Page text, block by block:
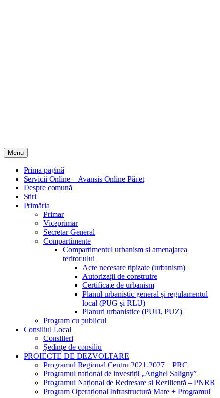
Menu
Prima pagină
Servicii Online – Avansis Online Pănet
Despre comună
Știri
Primăria
Primar
Viceprimar
Secretar General
Compartimente
Compartimentul urbanism și amenajarea
teritoriului
Acte necesare tipizate (urbanism)
Autorizații de construire
Certificate de urbanism
Planul urbanistic general și regulamentul
local (PUG și RLU)
Planuri urbanistice (PUD, PUZ)
Program cu publicul
Consiliul Local
Consilieri
Ședințe de consiliu
PROIECTE DE DEZVOLTARE
Programul Regional Centru 2021-2027 – PRC
Programul național de investiții „Anghel Saligny”
Programul Național de Redresare și Reziliență – PNRR
Program Operațional Infrastructură Mare + Programul